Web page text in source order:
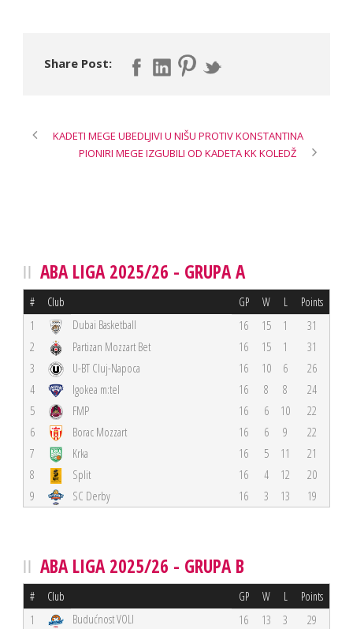
Share Post:
KADETI MEGE UBEDLJIVI U NIŠU PROTIV KONSTANTINA
PIONIRI MEGE IZGUBILI OD KADETA KK KOLEDŽ
ABA LIGA 2025/26 - GRUPA A
# Club GP W L Points
1 Dubai Basketball 16 15 1
31
2
Partizan Mozzart Bet 16 15 1
31
3
U-BT Cluj-Napoca 16 10 6
26
4
Igokea m:tel 16 8 8
24
5
FMP 16 6 10
22
6
Borac Mozzart 16 6 9
22
7
Krka 16 5 11
21
8
Split 16 4 12
20
9
SC Derby 16 3 13 19
ABA LIGA 2025/26 - GRUPA B
# Club GP W L Points
1 Budućnost VOLI 16 13 3
29